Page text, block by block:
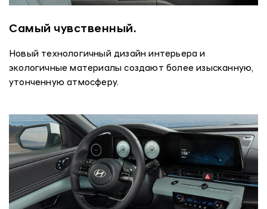
Самый чувственный.
Новый технологичный дизайн интерьера и
экологичные материалы создают более изысканную,
утонченную атмосферу.